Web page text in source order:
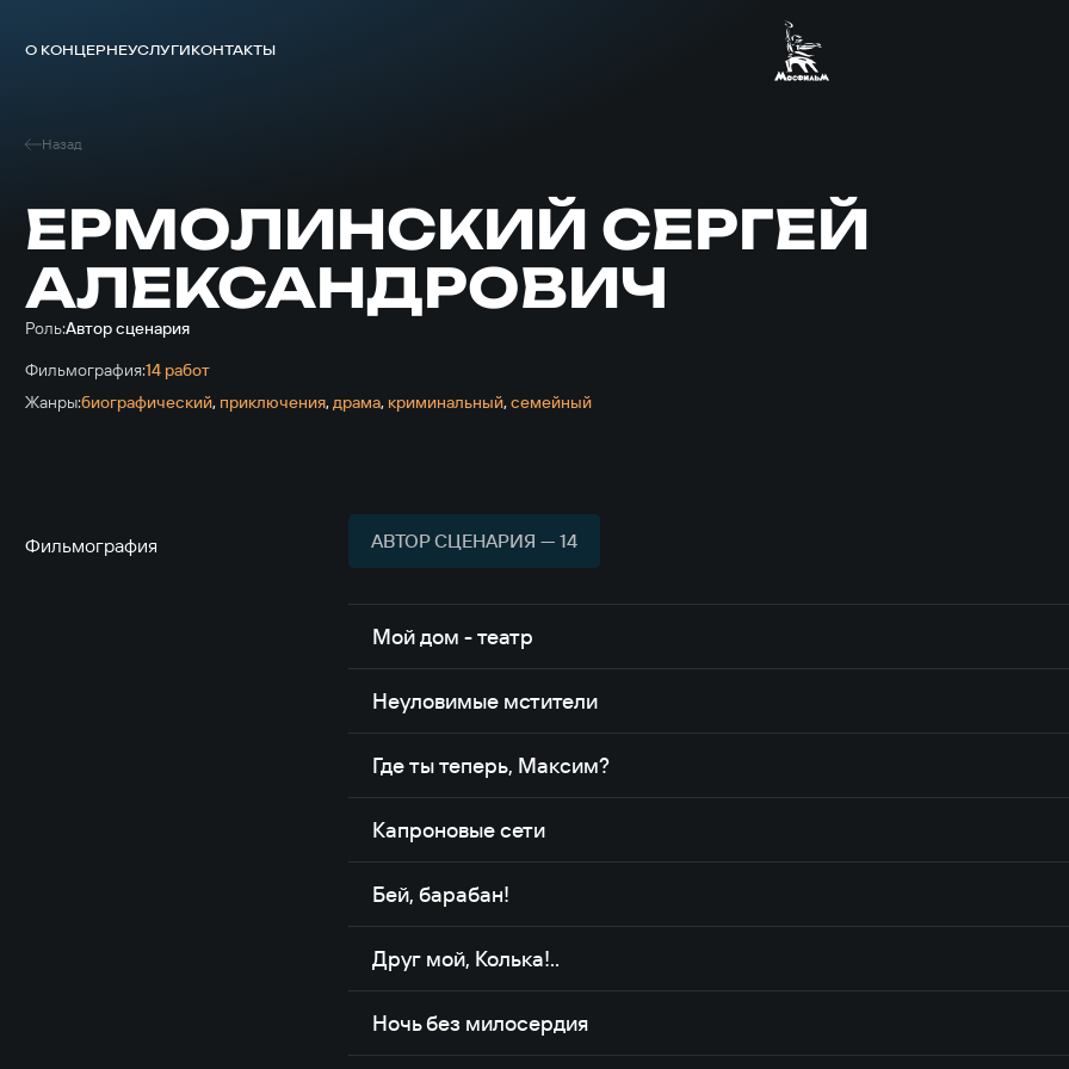
О КОНЦЕРНЕУСЛУГИКОНТАКТЫ
Назад
ЕРМОЛИНСКИЙ СЕРГЕЙ
АЛЕКСАНДРОВИЧ
Роль:Автор сценария
Фильмография:14 работ
Жанры:биографический, приключе­ния,драма, криминальный,семейный
Фильмография АВТОР СЦЕНАРИЯ — 14
Мой дом - театр
Неуловимые мстители
Где ты теперь, Максим?
Капроновые сети
Бей, барабан!
Друг мой, Колька!..
Ночь без милосердия